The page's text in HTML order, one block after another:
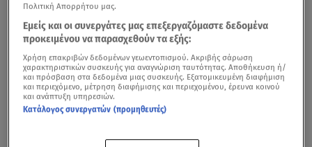
Πολιτική Απορρήτου μας.
Εμείς και οι συνεργάτες μας επεξεργαζόμαστε δεδομένα
προκειμένου να παρασχεθούν τα εξής:
Χρήση επακριβών δεδομένων γεωεντοπισμού. Ακριβής σάρωση
χαρακτηριστικών συσκευής για αναγνώριση ταυτότητας. Αποθήκευση ή/
και πρόσβαση στα δεδομένα μιας συσκευής. Εξατομικευμένη διαφήμιση
και περιεχόμενο, μέτρηση διαφήμισης και περιεχομένου, έρευνα κοινού
και ανάπτυξη υπηρεσιών.
Κατάλογος συνεργατών (προμηθευτές)